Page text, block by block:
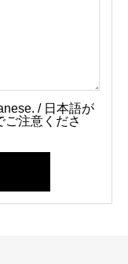
/ 日本語が
ご注意くださ